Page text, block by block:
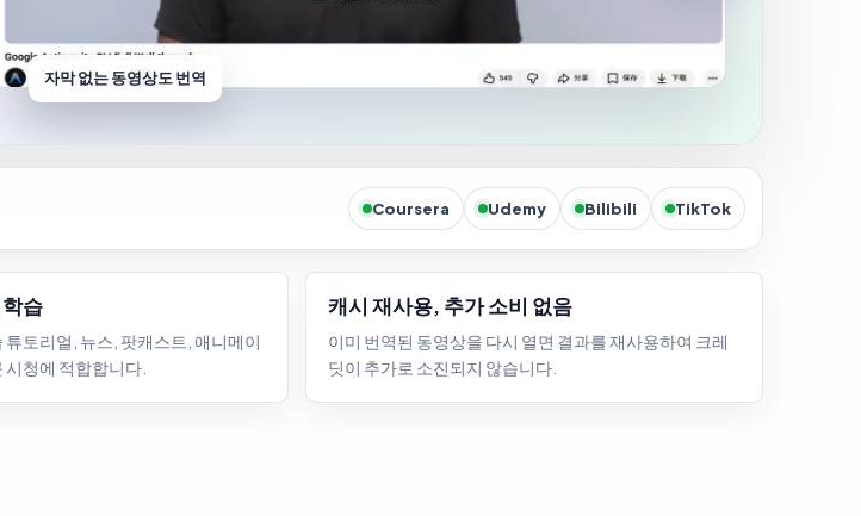
자막 없는 동영상도 번역
Coursera Udemy Bilibili TikTok
습
튜토리얼, 뉴스, 팟캐스트, 애니메이
시청에 적합합니다.
캐시 재사용, 추가 소비 없음
이미 번역된 동영상을 다시 열면 결과를 재사용하여 크레
딧이 추가로 소진되지 않습니다.